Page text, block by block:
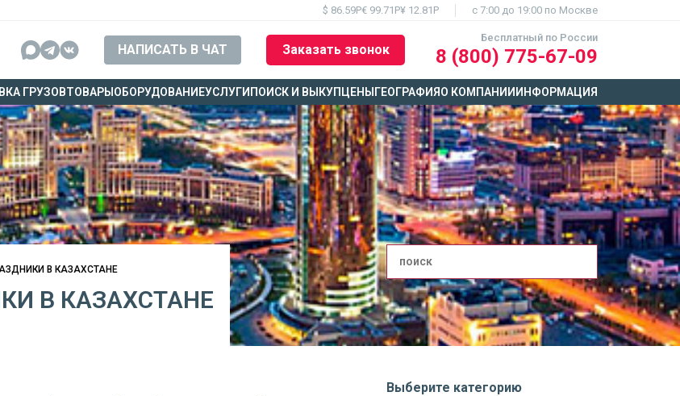
$ 86.59Р€ 99.71Р¥ 12.81Р c 7:00 до 19:00 по Москве
НАПИСАТЬ В ЧАТ Заказать звонок
Бесплатный по России
8 (800) 775-67-09
ГРУЗОВТОВАРЫ ОБОРУДОВАНИЕУСЛУГИ ПОИСК И ВЫКУП ЦЕНЫ ГЕОГРАФИЯО КОМПАНИИ ИНФОРМАЦИЯ
В КАЗАХСТАНЕ
В КАЗАХСТАНЕ
Выберите категорию